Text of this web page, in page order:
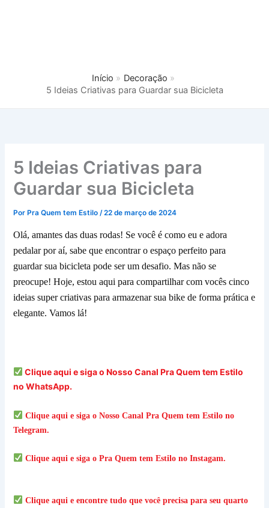
Início
Decoração
5 Ideias Criativas para Guardar sua Bicicleta
5 Ideias Criativas para
Guardar sua Bicicleta
Por Pra Quem tem Estilo/22 de março de 2024
Olá, amantes das duas rodas! Se você é como eu e adora
pedalar por aí, sabe que encontrar o espaço perfeito para
guardar sua bicicleta pode ser um desafio. Mas não se
preocupe! Hoje, estou aqui para compartilhar com vocês cinco
ideias super criativas para armazenar sua bike de forma prática e
elegante. Vamos lá!
Clique aqui e siga o Nosso Canal Pra Quem tem Estilo
no WhatsApp.
Clique aqui e siga oNosso Canal Pra Quem tem Estilo no
Telegram.
Clique aqui e siga oPra Quem tem Estilo no Instagam.
Clique aqui e encontre tudo que você precisa para seu quarto